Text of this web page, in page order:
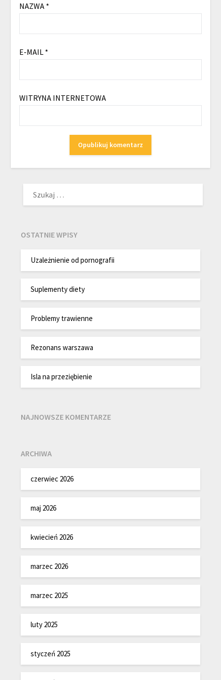
NAZWA *
E-MAIL *
WITRYNA INTERNETOWA
OSTATNIE WPISY
Uzależnienie od pornografii
Suplementy diety
Problemy trawienne
Rezonans warszawa
Isla na przeziębienie
NAJNOWSZE KOMENTARZE
ARCHIWA
czerwiec 2026
maj 2026
kwiecień 2026
marzec 2026
marzec 2025
luty 2025
styczeń 2025